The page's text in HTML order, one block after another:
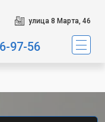
улица 8 Марта, 46
97-56